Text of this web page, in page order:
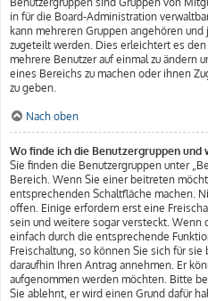
in für die Board-Administration
kann mehreren Gruppen angehören
zugeteilt werden. Dies erleichtert es
mehrere Benutzer auf einmal zu ändern
eines Bereichs zu machen oder ihnen
zu geben.
Nach oben
Wo finde ich die Benutzergruppen und
Sie finden die Benutzergruppen unter
Bereich. Wenn Sie einer beitreten
entsprechenden Schaltfläche machen.
offen. Einige erfordern erst eine
sein und weitere sogar versteckt. Wenn
einfach durch die entsprechende
Freischaltung, so können Sie sich für
daraufhin Ihren Antrag annehmen. Er
aufgenommen werden möchten. Bitte
Sie ablehnt, er wird einen Grund dafür